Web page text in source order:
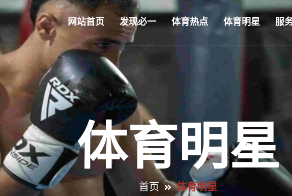
网站首页 发现必一 体育热点 体育明星 服
体育明星
首页 体育明星